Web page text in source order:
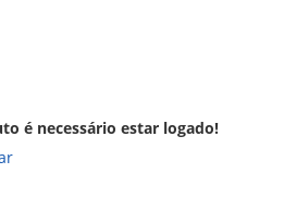
é necessário estar logado!